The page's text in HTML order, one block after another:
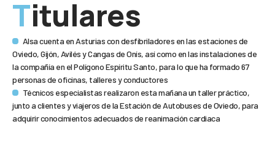
Titulares
Alsa cuenta en Asturias con desfibriladores en las estaciones de
Oviedo, Gijón, Avilés y Cangas de Onís, así como en las instalaciones de
la compañía en el Polígono Espíritu Santo, para lo que ha formado 67
personas de oficinas, talleres y conductores
Técnicos especialistas realizaron esta mañana un taller práctico,
junto a clientes y viajeros de la Estación de Autobuses de Oviedo, para
adquirir conocimientos adecuados de reanimación cardiaca